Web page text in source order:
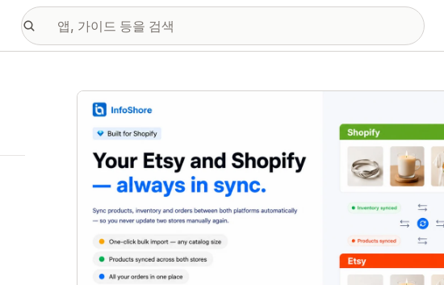
추천 이미지 갤러리